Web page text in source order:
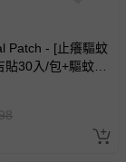
例如 DVD、CD
供即為完成之線
如線上課程、遊
Patch - [止癢驅蚊
貼30入/包+驅蚊貼